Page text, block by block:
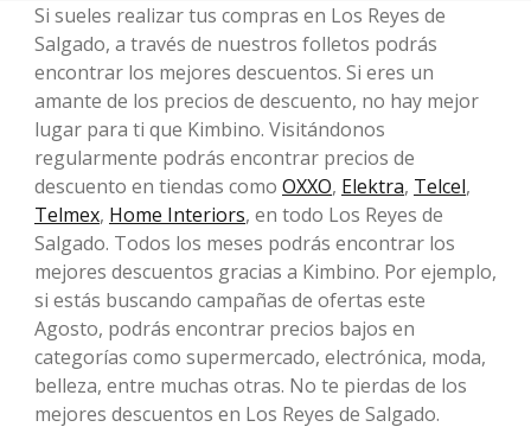
Si sueles realizar tus compras en Los Reyes de
Salgado, a través de nuestros folletos podrás
encontrar los mejores descuentos. Si eres un
amante de los precios de descuento, no hay mejor
lugar para ti que Kimbino. Visitándonos
regularmente podrás encontrar precios de
descuento en tiendas como OXXO, Elektra, Telcel,
Telmex, Home Interiors, en todo Los Reyes de
Salgado. Todos los meses podrás encontrar los
mejores descuentos gracias a Kimbino. Por ejemplo,
si estás buscando campañas de ofertas este
Agosto, podrás encontrar precios bajos en
categorías como supermercado, electrónica, moda,
belleza, entre muchas otras. No te pierdas de los
mejores descuentos en Los Reyes de Salgado.